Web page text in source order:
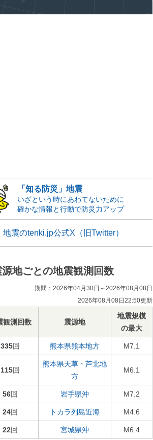
「知る防災」地震
いざという時にあわてないために
確かな情報と行動で防災力アップ
地震のtenki.jp公式X（旧Twitter）
源地ごとの地震観測回数
期間：2026年04月30日～2026年08月08日
2026年08月08日22:50更新
観測回数 震源地
地震規模
の最大
335回 熊本県熊本地方 M7.1
115回
熊本県天草・芦北地
方
M6.1
56回 岩手県沖 M7.2
24回 トカラ列島近海 M4.6
22回 宮城県沖 M6.4